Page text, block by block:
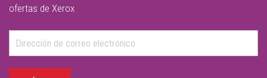
ofertas de Xerox